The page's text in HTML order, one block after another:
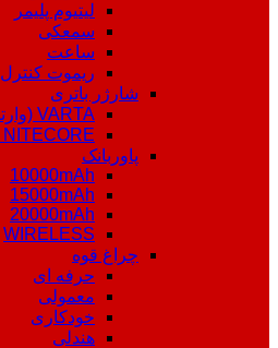
لیتیوم پلیمر
سمعکی
ساعت
ریموت کنترل
شارژر باتری
VARTA (وارتا)
NITECORE (نایتکور)
پاوربانک
10000mAh
15000mAh
20000mAh
WIRELESS
چراغ قوه
حرفه ای
معمولی
خودکاری
هندلی